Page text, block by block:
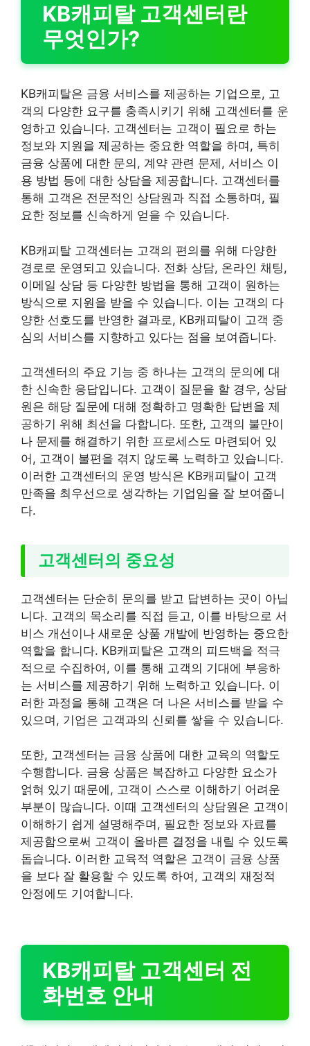
KB캐피탈 고객센터란
무엇인가?
KB캐피탈은 금융 서비스를 제공하는 기업으로, 고
객의 다양한 요구를 충족시키기 위해 고객센터를 운
영하고 있습니다. 고객센터는 고객이 필요로 하는
정보와 지원을 제공하는 중요한 역할을 하며, 특히
금융 상품에 대한 문의, 계약 관련 문제, 서비스 이
용 방법 등에 대한 상담을 제공합니다. 고객센터를
통해 고객은 전문적인 상담원과 직접 소통하며, 필
요한 정보를 신속하게 얻을 수 있습니다.
KB캐피탈 고객센터는 고객의 편의를 위해 다양한
경로로 운영되고 있습니다. 전화 상담, 온라인 채팅,
이메일 상담 등 다양한 방법을 통해 고객이 원하는
방식으로 지원을 받을 수 있습니다. 이는 고객의 다
양한 선호도를 반영한 결과로, KB캐피탈이 고객 중
심의 서비스를 지향하고 있다는 점을 보여줍니다.
고객센터의 주요 기능 중 하나는 고객의 문의에 대
한 신속한 응답입니다. 고객이 질문을 할 경우, 상담
원은 해당 질문에 대해 정확하고 명확한 답변을 제
공하기 위해 최선을 다합니다. 또한, 고객의 불만이
나 문제를 해결하기 위한 프로세스도 마련되어 있
어, 고객이 불편을 겪지 않도록 노력하고 있습니다.
이러한 고객센터의 운영 방식은 KB캐피탈이 고객
만족을 최우선으로 생각하는 기업임을 잘 보여줍니
다.
고객센터의 중요성
고객센터는 단순히 문의를 받고 답변하는 곳이 아닙
니다. 고객의 목소리를 직접 듣고, 이를 바탕으로 서
비스 개선이나 새로운 상품 개발에 반영하는 중요한
역할을 합니다. KB캐피탈은 고객의 피드백을 적극
적으로 수집하여, 이를 통해 고객의 기대에 부응하
는 서비스를 제공하기 위해 노력하고 있습니다. 이
러한 과정을 통해 고객은 더 나은 서비스를 받을 수
있으며, 기업은 고객과의 신뢰를 쌓을 수 있습니다.
또한, 고객센터는 금융 상품에 대한 교육의 역할도
수행합니다. 금융 상품은 복잡하고 다양한 요소가
얽혀 있기 때문에, 고객이 스스로 이해하기 어려운
부분이 많습니다. 이때 고객센터의 상담원은 고객이
이해하기 쉽게 설명해주며, 필요한 정보와 자료를
제공함으로써 고객이 올바른 결정을 내릴 수 있도록
돕습니다. 이러한 교육적 역할은 고객이 금융 상품
을 보다 잘 활용할 수 있도록 하여, 고객의 재정적
안정에도 기여합니다.
KB캐피탈 고객센터 전
화번호 안내